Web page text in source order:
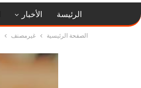
الرئيسة الأخبار
الصفحة الرئيسية غيرمصنف